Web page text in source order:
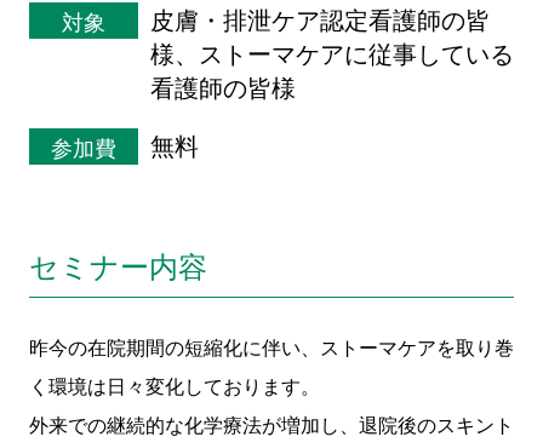
対象
皮膚・排泄ケア認定看護師の皆
様、ストーマケアに従事している
看護師の皆様
参加費 無料
セミナー内容
昨今の在院期間の短縮化に伴い、ストーマケアを取り巻
く環境は日々変化しております。
外来での継続的な化学療法が増加し、退院後のスキント